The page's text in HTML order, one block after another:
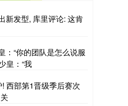
新发型, 库里评论: 这肯
：“你的团队是怎么说服
皇：“我
西部第1晋级季后赛次